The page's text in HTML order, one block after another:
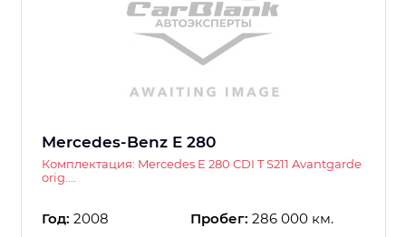
Mercedes-Benz E 280
Комплектация: Mercedes E 280 CDI T S211 Avantgarde
orig....
Год: 2008 Пробег: 286 000 км.